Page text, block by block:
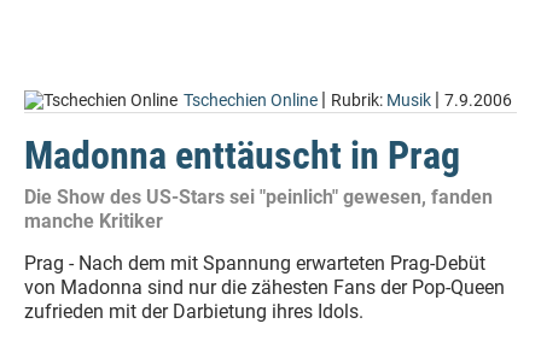
Tschechien Online | Rubrik: Musik | 7.9.2006
Madonna enttäuscht in Prag
Die Show des US-Stars sei "peinlich" gewesen, fanden
manche Kritiker
Prag - Nach dem mit Spannung erwarteten Prag-Debüt
von Madonna sind nur die zähesten Fans der Pop-Queen
zufrieden mit der Darbietung ihres Idols.